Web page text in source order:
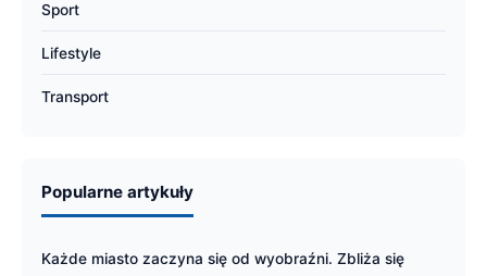
Sport
Lifestyle
Transport
Popularne artykuły
Każde miasto zaczyna się od wyobraźni. Zbliża się